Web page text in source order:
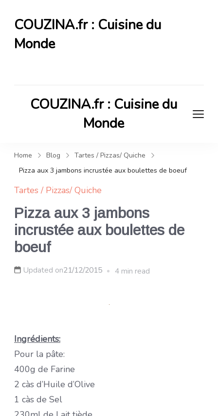
COUZINA.fr : Cuisine du
Monde
COUZINA.fr : Cuisine du
Monde
Home Blog
Tartes / Pizzas/ Quiche
Pizza aux 3 jambons incrustée aux boulettes de boeuf
Tartes / Pizzas/ Quiche
Pizza aux 3 jambons
incrustée aux boulettes de
boeuf
Updated on21/12/2015 4 min read
Ingrédients:
Pour la pâte:
400g de Farine
2 càs d’Huile d’Olive
1 càs de Sel